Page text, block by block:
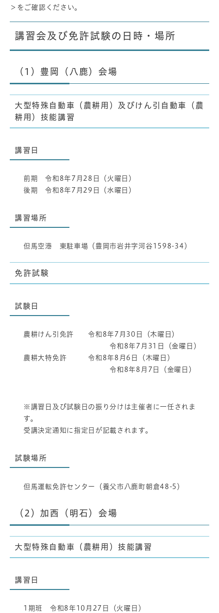
＞ をご確認ください。
講習会及び免許試験の日時・場所
（1）豊岡（八鹿）会場
大型特殊自動車（農耕用）及びけん引自動車（農
耕用）技能講習
講習日
前期 令和8年7月28日（火曜日）
後期 令和8年7月29日（水曜日）
講習場所
但馬空港 東駐車場（豊岡市岩井字河谷1598-34）
免許試験
試験日
農耕けん引免許 令和8年7月30日（木曜日）
令和8年7月31日（金曜日）
農耕大特免許 令和8年8月6日（木曜日）
令和8年8月7日（金曜日）
※講習日及び試験日の振り分けは主催者に一任されま
す。
受講決定通知に指定日が記載されます。
試験場所
但馬運転免許センター（養父市八鹿町朝倉48-5）
（2）加西（明石）会場
大型特殊自動車（農耕用）技能講習
講習日
1期班 令和8年10月27日（火曜日）